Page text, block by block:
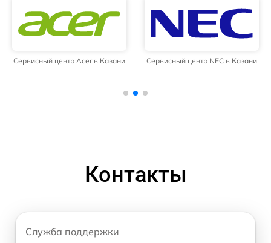
Сервисный центр Acer в Казани Сервисный центр NEC в Казани
Контакты
Служба поддержки